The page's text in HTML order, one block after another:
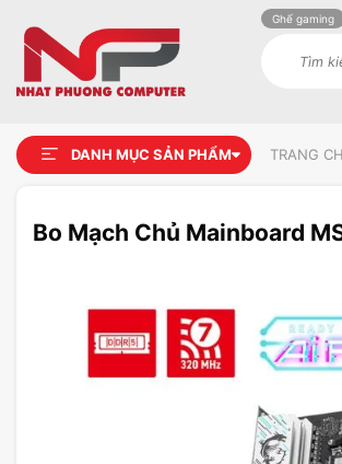
Ghế gaming
DANH MỤC SẢN PHẨM TRANG
Bo Mạch Chủ Mainboard